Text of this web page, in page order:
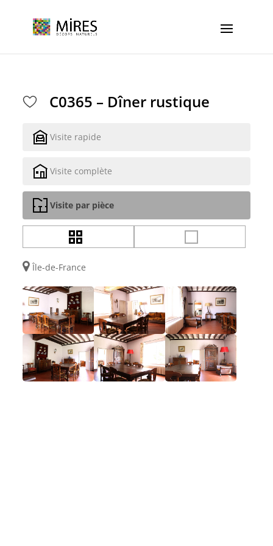
C0365 – Dîner rustique
Visite rapide
Visite complète
Visite par pièce
Île-de-France